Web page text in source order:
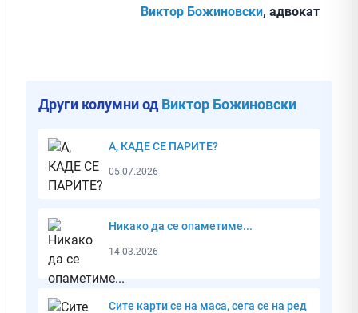
Виктор Божиновски, адвокат
Други колумни од Виктор Божиновски
А, КАДЕ СЕ ПАРИТЕ?
05.07.2026
Никако да се опаметиме...
14.03.2026
Сите карти се на маса, сега се на ред